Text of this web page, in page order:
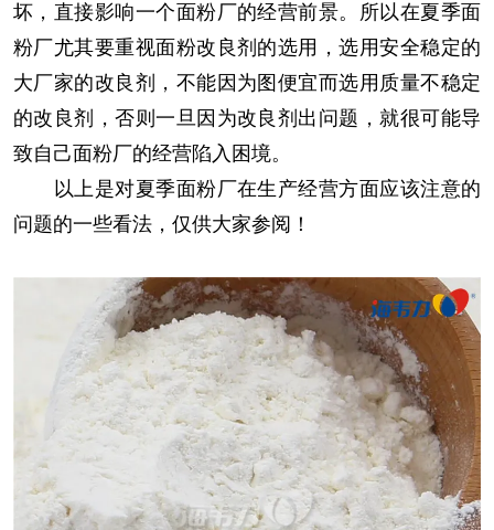
坏，直接影响一个面粉厂的经营前景。所以在夏季面
粉厂尤其要重视面粉改良剂的选用，选用安全稳定的
大厂家的改良剂，不能因为图便宜而选用质量不稳定
的改良剂，否则一旦因为改良剂出问题，就很可能导
致自己面粉厂的经营陷入困境。
以上是对夏季面粉厂在生产经营方面应该注意的
问题的一些看法，仅供大家参阅！